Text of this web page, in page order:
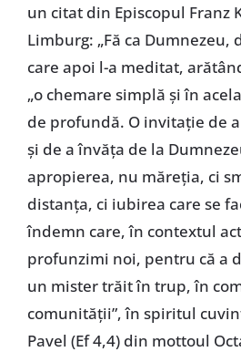
un citat din Episcopul Franz
Limburg: „Fă ca Dumnezeu,
care apoi l-a meditat,
„o chemare simplă și în
de profundă. O invitație de
și de a învăța de la
apropierea, nu măreția, ci
distanța, ci iubirea care se
îndemn care, în contextul
profunzimi noi, pentru că a
un mister trăit în trup, în
comunității”, în spiritul
Pavel (Ef 4,4) din mottoul